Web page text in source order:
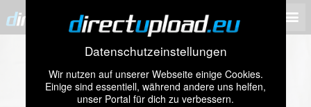
Datenschutzeinstellungen
Wir nutzen auf unserer Webseite einige Cookies.
Einige sind essentiell, während andere uns helfen,
unser Portal für dich zu verbessern.